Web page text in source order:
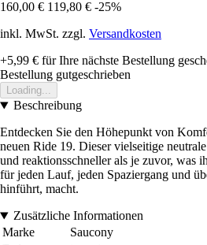
160,00 € 119,80 € -25%
inkl. MwSt. zzgl. Versandkosten
+5,99 € für Ihre nächste Bestellung
Bestellung gutgeschrieben
Loading...
Beschreibung
Entdecken Sie den Höhepunkt von
neuen Ride 19. Dieser vielseitige
und reaktionsschneller als je zuvor, was
für jeden Lauf, jeden Spaziergang und
hinführt, macht.
Zusätzliche Informationen
Marke
Saucony